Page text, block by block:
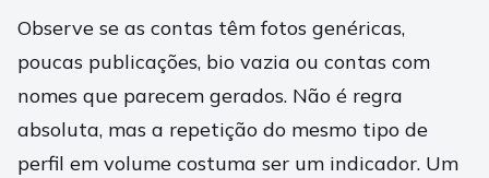
Observe se as contas têm fotos genéricas,
poucas publicações, bio vazia ou contas com
nomes que parecem gerados. Não é regra
absoluta, mas a repetição do mesmo tipo de
perfil em volume costuma ser um indicador. Um